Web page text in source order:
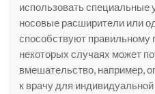
использовать специальные
носовые расширители или
способствуют правильному
некоторых случаях может
вмешательство, например,
к врачу для